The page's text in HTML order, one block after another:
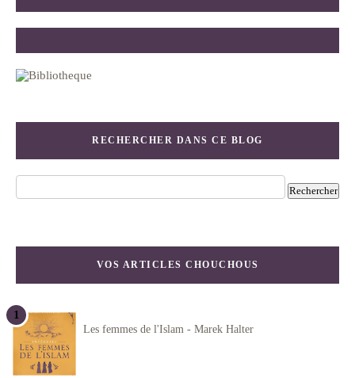
RECHERCHER DANS CE BLOG
VOS ARTICLES CHOUCHOUS
Les femmes de l'Islam - Marek Halter